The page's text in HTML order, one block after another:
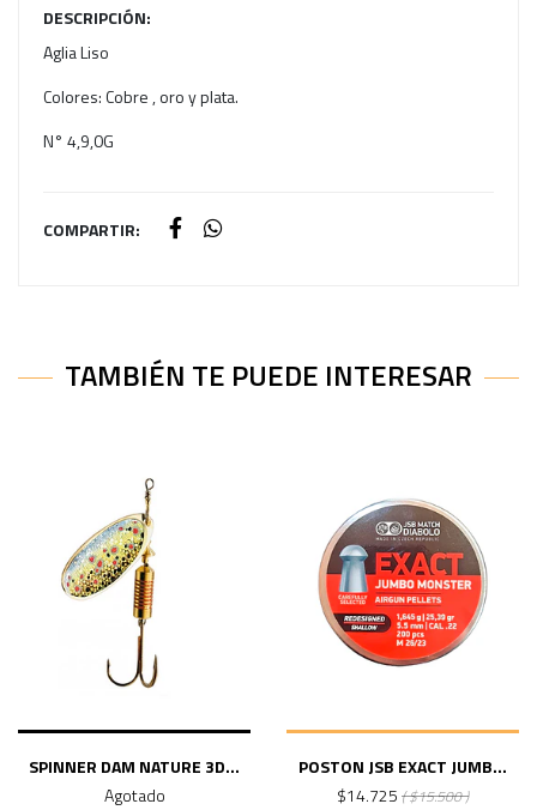
DESCRIPCIÓN:
Aglia Liso
Colores: Cobre , oro y plata.
N° 4,9,0G
COMPARTIR:
TAMBIÉN TE PUEDE INTERESAR
SPINNER DAM NATURE 3D...
Agotado
POSTON JSB EXACT JUMB...
$14.725 ( $15.500 )